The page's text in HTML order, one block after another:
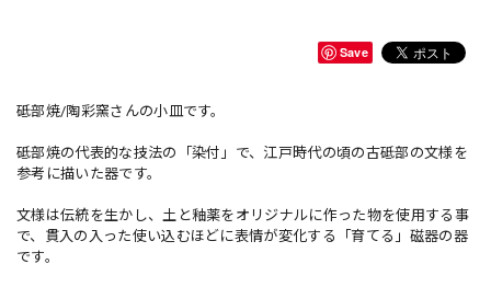
Save
砥部焼/陶彩窯さんの小皿です。
砥部焼の代表的な技法の「染付」で、江戸時代の頃の古砥部の文様を
参考に描いた器です。
文様は伝統を生かし、土と釉薬をオリジナルに作った物を使用する事
で、貫入の入った使い込むほどに表情が変化する「育てる」磁器の器
です。